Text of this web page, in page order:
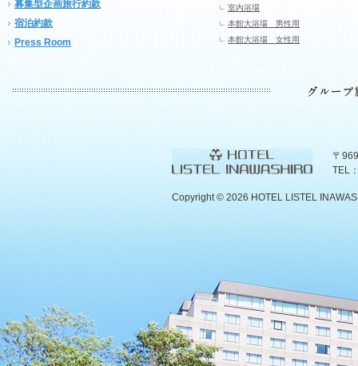
募集型企画旅行約款
宿泊約款
Press Room
室内浴場
本館大浴場 男性用
本館大浴場 女性用
〒
TEL
Copyright © 2026 HOTEL LISTEL